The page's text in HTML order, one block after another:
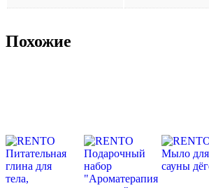
Похожие